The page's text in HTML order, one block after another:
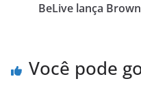
BeLive lança
Você pode